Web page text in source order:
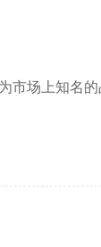
市场上知名